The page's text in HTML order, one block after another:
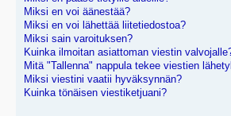
Miksi en voi äänestää?
Miksi en voi lähettää liitetiedostoa?
Miksi sain varoituksen?
Kuinka ilmoitan asiattoman viestin
Mitä "Tallenna" nappula tekee viestien
Miksi viestini vaatii hyväksynnän?
Kuinka tönäisen viestiketjuani?